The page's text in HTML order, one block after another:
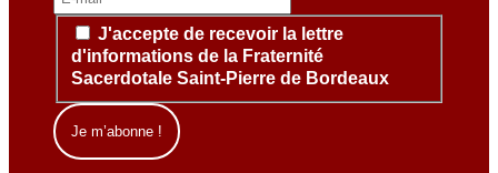
J'accepte de recevoir la lettre
d'informations de la Fraternité
Sacerdotale Saint-Pierre de Bordeaux